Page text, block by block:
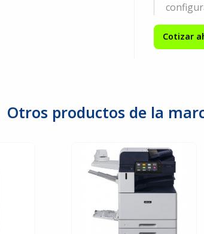
Cotizar
Otros productos de la